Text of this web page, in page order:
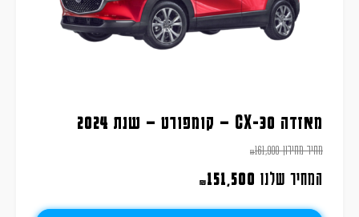
מאזדה CX-30 – קומפורט – שנת 2024
מחיר מחירון ₪161,900
המחיר שלנו ₪151,500